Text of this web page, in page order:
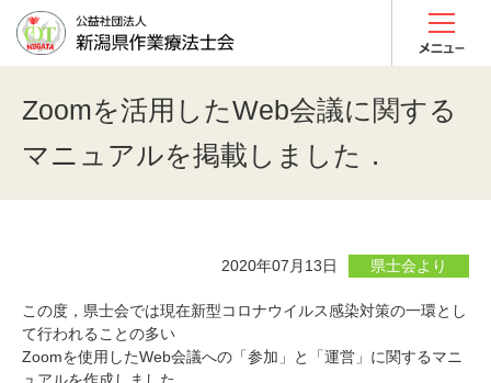
Zoomを活用したWeb会議に関する
マニュアルを掲載しました．
2020年07月13日 県士会より
この度，県士会では現在新型コロナウイルス感染対策の一環とし
て行われることの多い
Zoomを使用したWeb会議への「参加」と「運営」に関するマニ